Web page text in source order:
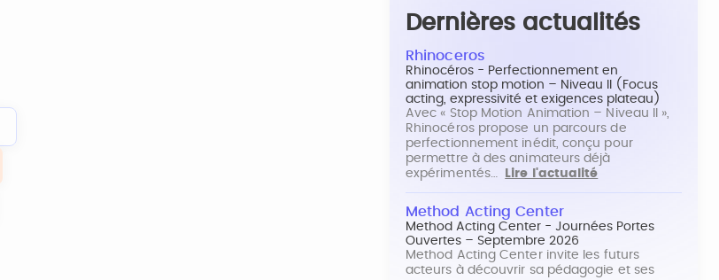
Dernières actualités
Rhinoceros
Rhinocéros - Perfectionnement en
animation stop motion – Niveau II (Focus
acting, expressivité et exigences plateau)
Avec « Stop Motion Animation – Niveau II »,
Rhinocéros propose un parcours de
perfectionnement inédit, conçu pour
permettre à des animateurs déjà
expérimentés…
Lire l'actualité
Method Acting Center
Method Acting Center - Journées Portes
Ouvertes – Septembre 2026
Method Acting Center invite les futurs
acteurs à découvrir sa pédagogie et ses